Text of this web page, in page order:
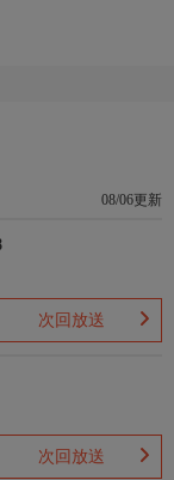
08/06更新
次回放送
次回放送